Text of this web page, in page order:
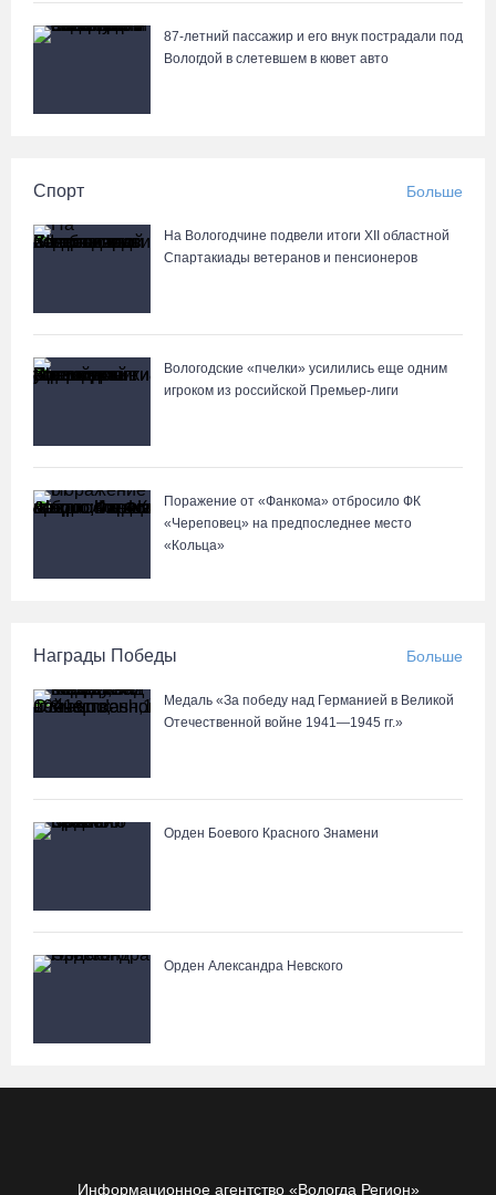
87-летний пассажир и его внук пострадали под
Вологдой в слетевшем в кювет авто
Спорт Больше
На Вологодчине подвели итоги XII областной
Спартакиады ветеранов и пенсионеров
Вологодские «пчелки» усилились еще одним
игроком из российской Премьер-лиги
Поражение от «Фанкома» отбросило ФК
«Череповец» на предпоследнее место
«Кольца»
Награды Победы Больше
Медаль «За победу над Германией в Великой
Отечественной войне 1941—1945 гг.»
Орден Боевого Красного Знамени
Орден Александра Невского
Информационное агентство «Вологда Регион»